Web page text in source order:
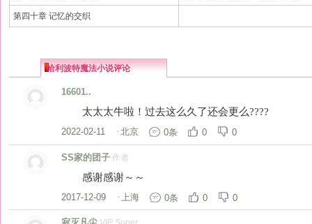
第四十章 记忆的交织
哈利波特魔法小说评论
16601..
太太太牛啦！过去这么久了还会更么????
2022-02-11 · 北京 0条 0 0
SS家的团子 作者
感谢感谢～～
2017-12-09 · 上海 0条 0 0